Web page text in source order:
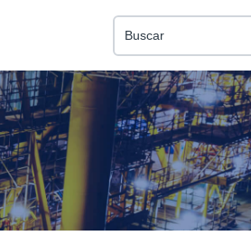
Esto es un campo de
No hay sugerencias